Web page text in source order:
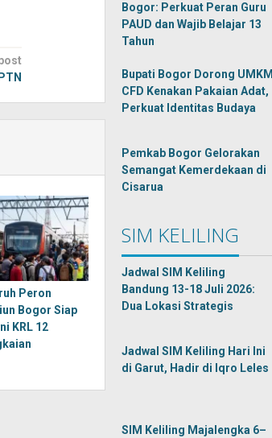
Peron
Bogor Siap
KRL 12
Bogor: Perkuat Peran Guru
PAUD dan Wajib Belajar 13
Tahun
Bupati Bogor Dorong UMKM
CFD Kenakan Pakaian Adat,
Perkuat Identitas Budaya
Pemkab Bogor Gelorakan
Semangat Kemerdekaan di
Cisarua
SIM KELILING
Jadwal SIM Keliling
Bandung 13-18 Juli 2026:
Dua Lokasi Strategis
Jadwal SIM Keliling Hari Ini
di Garut, Hadir di Iqro Leles
SIM Keliling Majalengka 6–